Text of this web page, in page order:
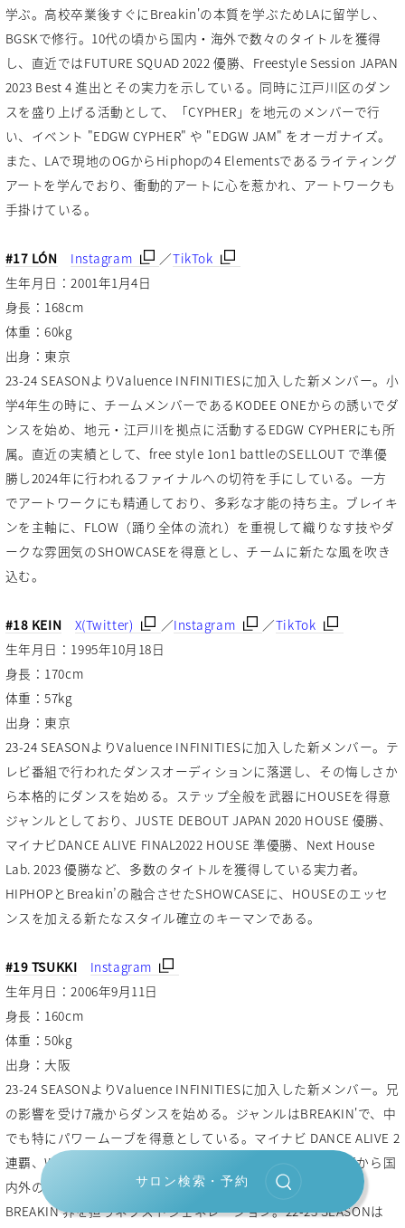
サロン検索・予約
学ぶ。高校卒業後すぐにBreakin'の本質を学ぶためLAに留学し、
BGSKで修行。10代の頃から国内・海外で数々のタイトルを獲得
し、直近ではFUTURE SQUAD 2022 優勝、Freestyle Session JAPAN
2023 Best 4 進出とその実力を示している。同時に江戸川区のダン
スを盛り上げる活動として、「CYPHER」を地元のメンバーで行
い、イベント "EDGW CYPHER" や "EDGW JAM" をオーガナイズ。
また、LAで現地のOGからHiphopの4 Elementsであるライティング
アートを学んでおり、衝動的アートに心を惹かれ、アートワークも
手掛けている。
#17 LÓN Instagram ／TikTok
生年月日：2001年1月4日
身長：168cm
体重：60kg
出身：東京
23-24 SEASONよりValuence INFINITIESに加入した新メンバー。小
学4年生の時に、チームメンバーであるKODEE ONEからの誘いでダ
ンスを始め、地元・江戸川を拠点に活動するEDGW CYPHERにも所
属。直近の実績として、free style 1on1 battleのSELLOUT で準優
勝し2024年に行われるファイナルへの切符を手にしている。一方
でアートワークにも精通しており、多彩な才能の持ち主。ブレイキ
ンを主軸に、FLOW（踊り全体の流れ）を重視して織りなす技やダ
ークな雰囲気のSHOWCASEを得意とし、チームに新たな風を吹き
込む。
#18 KEIN X(Twitter) ／Instagram ／TikTok
生年月日：1995年10月18日
身長：170cm
体重：57kg
出身：東京
23-24 SEASONよりValuence INFINITIESに加入した新メンバー。テ
レビ番組で行われたダンスオーディションに落選し、その悔しさか
ら本格的にダンスを始める。ステップ全般を武器にHOUSEを得意
ジャンルとしており、JUSTE DEBOUT JAPAN 2020 HOUSE 優勝、
マイナビDANCE ALIVE FINAL2022 HOUSE 準優勝、Next House
Lab. 2023 優勝など、多数のタイトルを獲得している実力者。
HIPHOPとBreakin’の融合させたSHOWCASEに、HOUSEのエッセ
ンスを加える新たなスタイル確立のキーマンである。
#19 TSUKKI
Instagram
生年月日：2006年9月11日
身長：160cm
体重：50kg
出身：大阪
23-24 SEASONよりValuence INFINITIESに加入した新メンバー。兄
の影響を受け7歳からダンスを始める。ジャンルはBREAKIN'で、中
でも特にパワームーブを得意としている。マイナビ DANCE ALIVE 2
連覇、We are the future 7 to smoke 4連覇など、キッズの頃から国
内外のタイトルを多数獲得する実力の持ち主で、未来の
BREAKIN'界を担うネクストジェネレーション。22-23 SEASONは